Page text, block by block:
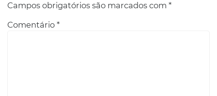
Campos obrigatórios são marcados com *
Comentário *